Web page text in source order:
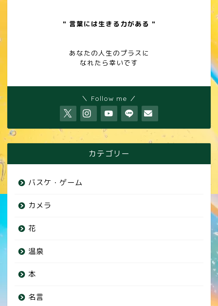
" 言葉には生きる力がある "
あなたの人生のプラスに
なれたら幸いです
＼ Follow me ／
カテゴリー
バスケ・ゲーム
カメラ
花
温泉
本
名言